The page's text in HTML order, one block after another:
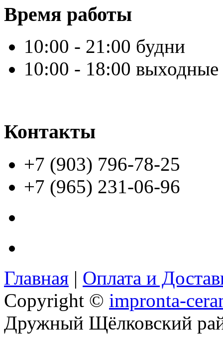
Время работы
10:00 - 21:00 будни
10:00 - 18:00 выходные
Контакты
+7 (903) 796-78-25
+7 (965) 231-06-96
Главная | Оплата и
Copyright © impronta-
Дружный Щёлковский